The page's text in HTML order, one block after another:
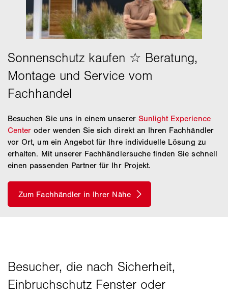
Besuchen Sie uns in einem unserer Sunlight Experience
Center oder wenden Sie sich direkt an Ihren Fachhändler
vor Ort, um ein Angebot für Ihre individuelle Lösung zu
erhalten. Mit unserer Fachhändlersuche finden Sie schnell
einen passenden Partner für Ihr Projekt.